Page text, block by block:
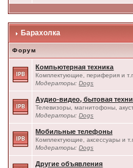
Барахолка
Форум
Компьютерная техника
Комплектующие, периферия и
Модераторы:Dogs
Аудио-видео, бытовая
Телевизоры, магнитофоны,
Модераторы:Dogs
Мобильные телефоны
Комплектующие, аксессуары и
Модераторы:Dogs
Другие объявления